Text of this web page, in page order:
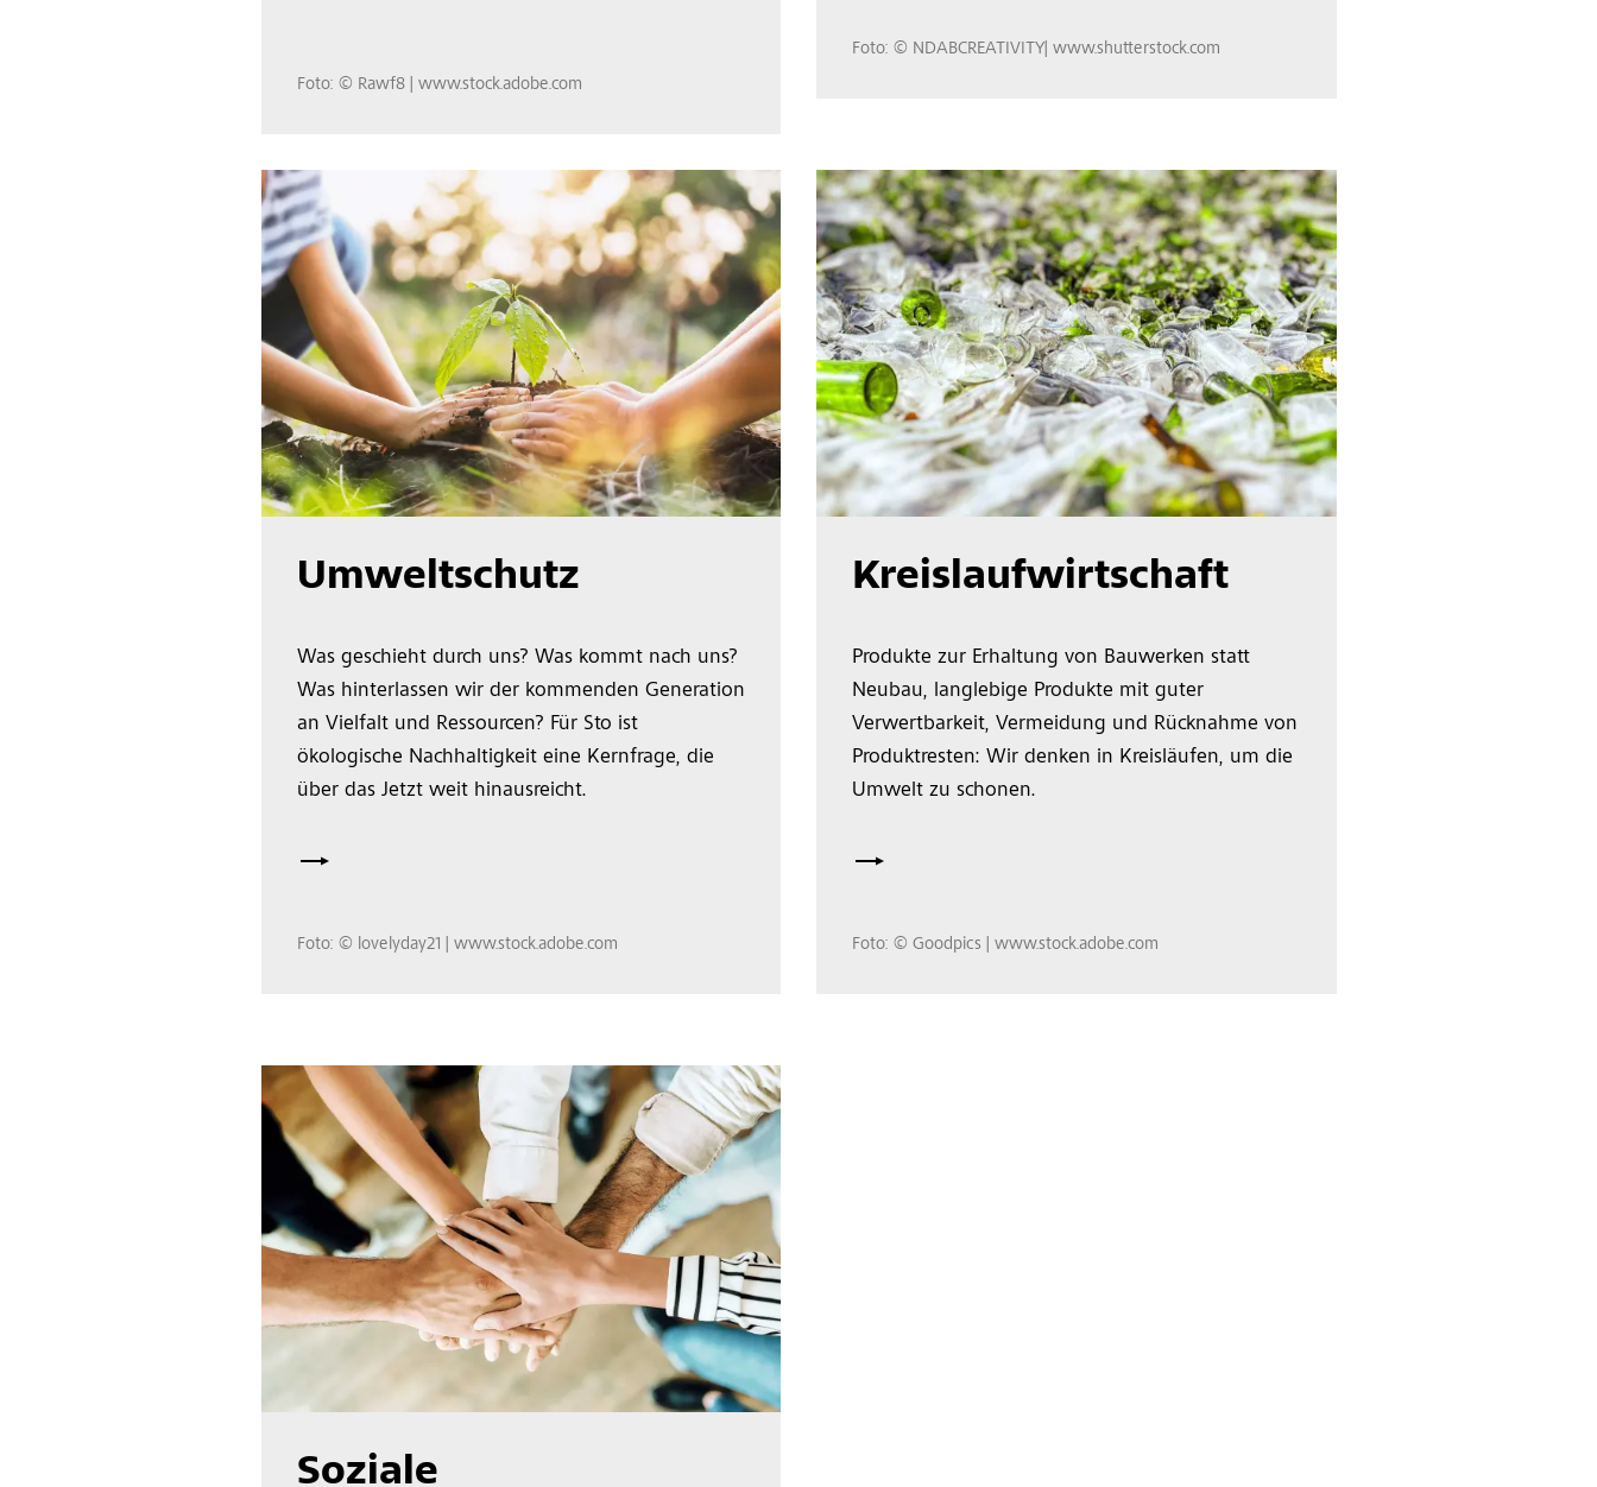
Foto: © Rawf8 | www.stock.adobe.com
Foto: © NDABCREATIVITY| www.shutterstock.com
Umweltschutz
Was geschieht durch uns? Was kommt nach uns?
Was hinterlassen wir der kommenden Generation
an Vielfalt und Ressourcen? Für Sto ist
ökologische Nachhaltigkeit eine Kernfrage, die
über das Jetzt weit hinausreicht.
Foto: © lovelyday21 | www.stock.adobe.com
Kreislaufwirtschaft
Produkte zur Erhaltung von Bauwerken statt
Neubau, langlebige Produkte mit guter
Verwertbarkeit, Vermeidung und Rücknahme von
Produktresten: Wir denken in Kreisläufen, um die
Umwelt zu schonen.
Foto: © Goodpics | www.stock.adobe.com
Soziale